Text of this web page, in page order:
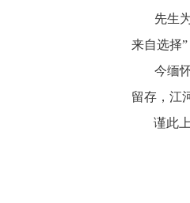
先生为“
来自选择
今缅怀
留存，江
谨此上